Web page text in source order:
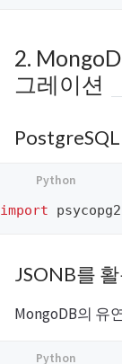
2.
그레이션
import psycopg2
JSONB를
MongoDB의 유